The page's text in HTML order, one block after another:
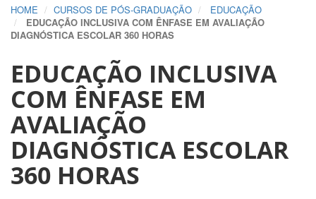
HOME CURSOS DE PÓS-GRADUAÇÃO
EDUCAÇÃO
EDUCAÇÃO INCLUSIVA COM ÊNFASE EM AVALIAÇÃO
DIAGNÓSTICA ESCOLAR 360 HORAS
EDUCAÇÃO INCLUSIVA
COM ÊNFASE EM
AVALIAÇÃO
DIAGNÓSTICA ESCOLAR
360 HORAS